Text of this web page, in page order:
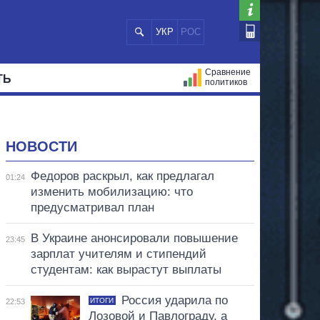
УКР РОС
Сравнение
политиков
НОВОСТИ
01:24
Федоров раскрыл, как предлагал
изменить мобилизацию: что
предусматривал план
23:45
В Украине анонсировали повышение
зарплат учителям и стипендий
студентам: как вырастут выплаты
22:53 ИТОГИ
Россия ударила по
Лозовой и Павлограду, а